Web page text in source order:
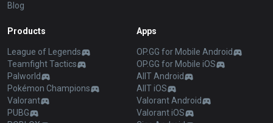
Blog
Products
League of Legends
Teamfight Tactics
Palworld
Pokémon Champions
Valorant
PUBG
Apps
OP.GG for Mobile Android
OP.GG for Mobile iOS
AllT Android
AllT iOS
Valorant Android
Valorant iOS